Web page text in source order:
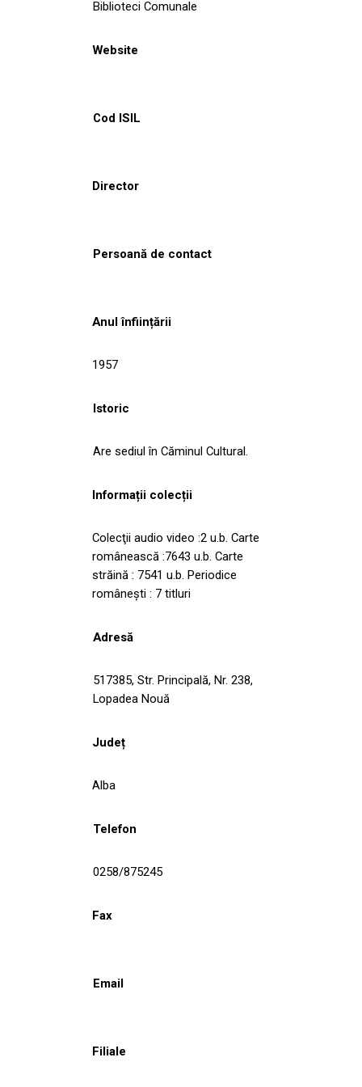
Biblioteci Comunale
Website
Cod ISIL
Director
Persoană de contact
Anul înființării
1957
Istoric
Are sediul în Căminul Cultural.
Informații colecții
Colecţii audio video :2 u.b. Carte
românească :7643 u.b. Carte
străină : 7541 u.b. Periodice
româneşti : 7 titluri
Adresă
517385, Str. Principală, Nr. 238,
Lopadea Nouă
Județ
Alba
Telefon
0258/875245
Fax
Email
Filiale